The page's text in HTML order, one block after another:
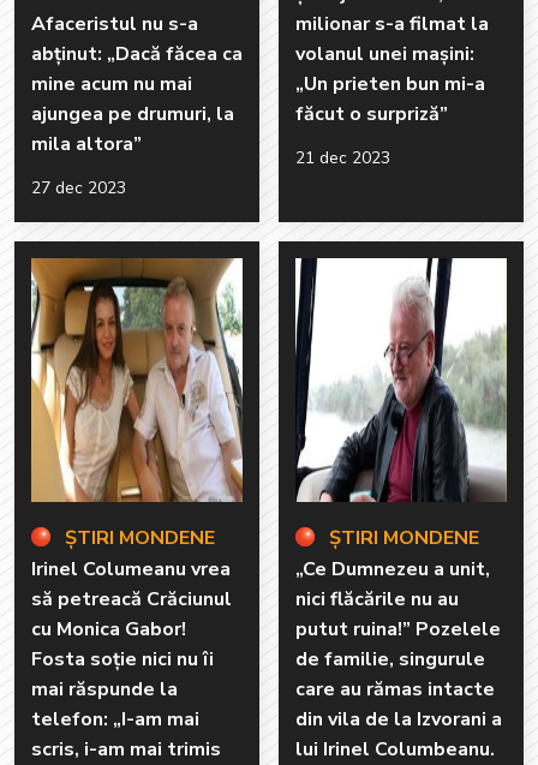
Afaceristul nu s-a
abținut: „Dacă făcea ca
mine acum nu mai
ajungea pe drumuri, la
mila altora”
27 dec 2023
milionar s-a filmat la
volanul unei mașini:
„Un prieten bun mi-a
făcut o surpriză”
21 dec 2023
ȘTIRI MONDENE
Irinel Columeanu vrea
să petreacă Crăciunul
cu Monica Gabor!
Fosta soție nici nu îi
mai răspunde la
telefon: „I-am mai
scris, i-am mai trimis
ȘTIRI MONDENE
„Ce Dumnezeu a unit,
nici flăcările nu au
putut ruina!” Pozelele
de familie, singurule
care au rămas intacte
din vila de la Izvorani a
lui Irinel Columbeanu.